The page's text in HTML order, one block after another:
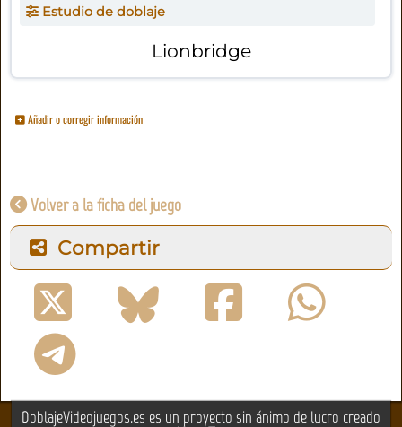
Estudio de doblaje
Lionbridge
Añadir o corregir información
Volver a la ficha del juego
Compartir
DoblajeVideojuegos.es es un proyecto sin ánimo de lucro creado